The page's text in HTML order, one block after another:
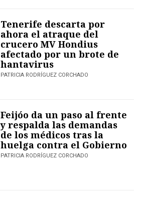
Tenerife descarta por
ahora el atraque del
crucero MV Hondius
afectado por un brote de
hantavirus
PATRICIA RODRÍGUEZ CORCHADO
Feijóo da un paso al frente
y respalda las demandas
de los médicos tras la
huelga contra el Gobierno
PATRICIA RODRÍGUEZ CORCHADO